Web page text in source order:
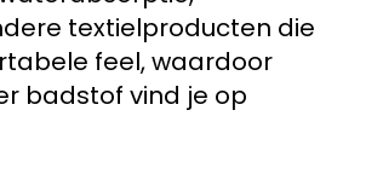
textielproducten die
feel, waardoor
badstof vind je op